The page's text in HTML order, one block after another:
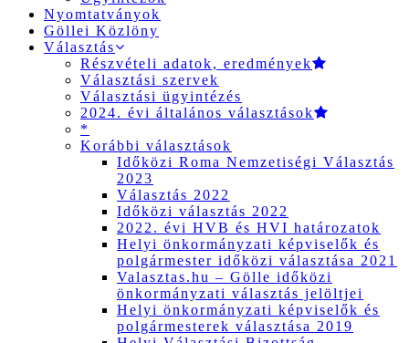
Nyomtatványok
Göllei Közlöny
Választás
Részvételi adatok, eredmények
Választási szervek
Választási ügyintézés
2024. évi általános választások
*
Korábbi választások
Időközi Roma Nemzetiségi Választás
2023
Választás 2022
Időközi választás 2022
2022. évi HVB és HVI határozatok
Helyi önkormányzati képviselők és
polgármester időközi választása 2021
Valasztas.hu – Gölle időközi
önkormányzati választás jelöltjei
Helyi önkormányzati képviselők és
polgármesterek választása 2019